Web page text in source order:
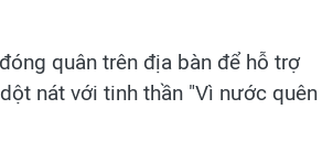
quân trên địa bàn để hỗ trợ
nát với tinh thần "Vì nước quên